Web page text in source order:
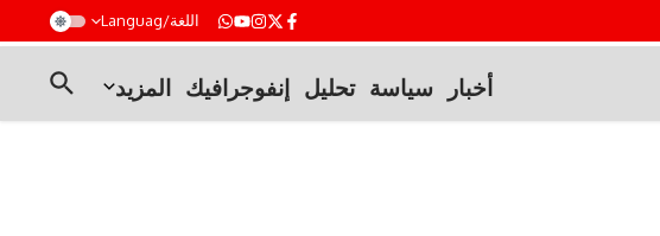
اللغة/Languag
أخبار سياسة تحليل إنفوجرافيك المزيد